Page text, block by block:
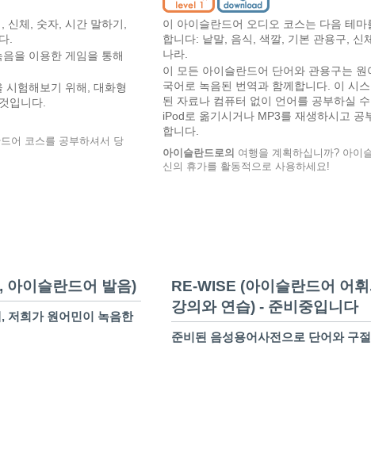
신체, 숫자, 시간 말하기,
.
을 이용한 게임을 통해
시험해보기 위해, 대화형
입니다.
어 코스를 공부하셔서 당
이 아이슬란드어 오디오 코스는 다음 테
합니다: 낱말, 음식, 색깔, 기본 관용구, 신
나라.
이 모든 아이슬란드어 단어와 관용구는
국어로 녹음된 번역과 함께합니다. 이 시
된 자료나 컴퓨터 없이 언어를 공부하실
iPod로 옮기시거나 MP3를 재생하시고 공
합니다.
아이슬란드로의 여행을 계획하십니까? 아이
신의 휴가를 활동적으로 사용하세요!
이슬란드어 발음)
저희가 원어민이 녹음한
RE-WISE (아이슬란드어 어
강의와 연습) - 준비중입니다
준비된 음성용어사전으로 단어와 구